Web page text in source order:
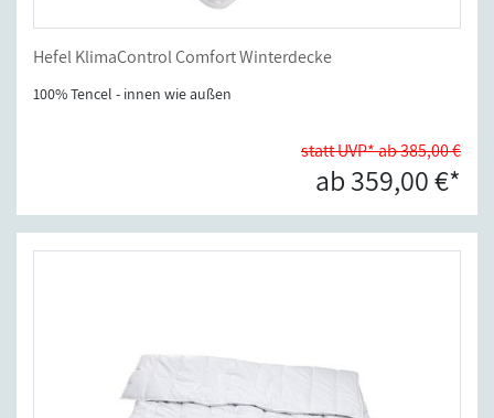
Hefel KlimaControl Comfort Winterdecke
100% Tencel - innen wie außen
statt UVP* ab 385,00 €
ab 359,00 €*